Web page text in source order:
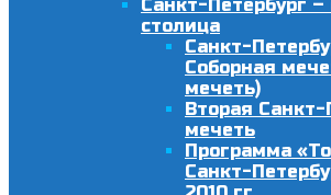
Санкт-Петербург –
столица
Санкт-
Соборная
мечеть)
Вторая Санкт-
мечеть
Программа
Санкт-